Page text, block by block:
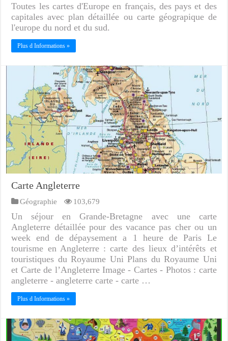
Toutes les cartes d'Europe en français, des pays et des
capitales avec plan détaillée ou carte géograpique de
l'europe du nord et du sud.
Plus d Informations »
Carte Angleterre
Géographie 103,679
Un séjour en Grande-Bretagne avec une carte
Angleterre détaillée pour des vacance pas cher ou un
week end de dépaysement a 1 heure de Paris Le
tourisme en Angleterre : carte des lieux d’intérêts et
touristiques du Royaume Uni Plans du Royaume Uni
et Carte de l’Angleterre Image - Cartes - Photos : carte
angleterre - angleterre carte - carte …
Plus d Informations »